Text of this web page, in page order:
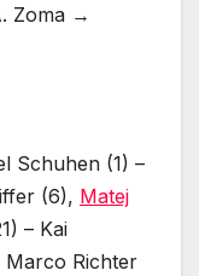
Zoma →
Schuhen (1) –
(6), Matej
– Kai
Marco Richter